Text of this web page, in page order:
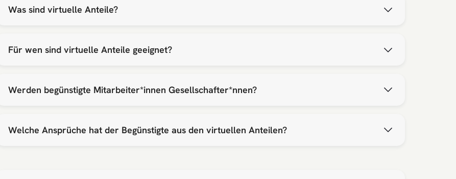
Was sind virtuelle Anteile?
Für wen sind virtuelle Anteile geeignet?
Werden begünstigte Mitarbeiter*innen Gesellschafter*nnen?
Welche Ansprüche hat der Begünstigte aus den virtuellen Anteilen?